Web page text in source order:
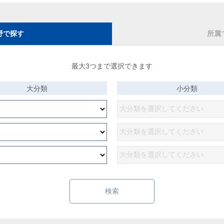
で探す 所属
最大3つまで選択できます
大分類 小分類
検索